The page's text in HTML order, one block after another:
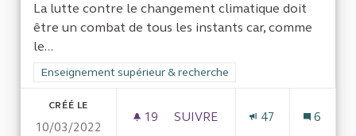
La lutte contre le changement climatique doit
être un combat de tous les instants car, comme
le...
Filtrer les résultats de la catégorie : Enseignement supérieur
Enseignement supérieur & recherche
CRÉÉ LE
10/03/2022
19 19 ABONNÉS
SUIVRE
47 6